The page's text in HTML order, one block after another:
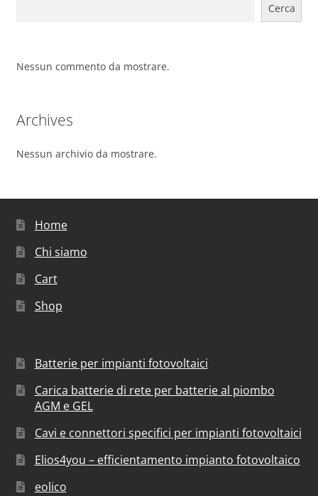
Cerca
Nessun commento da mostrare.
Archives
Nessun archivio da mostrare.
Home
Chi siamo
Cart
Shop
Batterie per impianti fotovoltaici
Carica batterie di rete per batterie al piombo
AGM e GEL
Cavi e connettori specifici per impianti fotovoltaici
Elios4you – efficientamento impianto fotovoltaico
eolico